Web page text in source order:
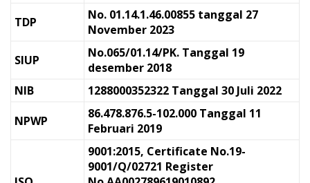
TDP
No. 01.14.1.46.00855 tanggal 27
November 2023
SIUP
No.065/01.14/PK. Tanggal 19
desember 2018
NIB
1288000352322 Tanggal 30 Juli 2022
NPWP
86.478.876.5-102.000 Tanggal 11
Februari 2019
9001:2015, Certificate No.19-
9001/Q/02721 Register